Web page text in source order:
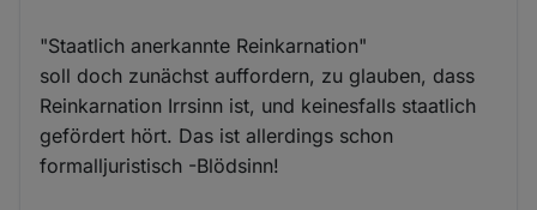
"Staatlich anerkannte Reinkarnation"
soll doch zunächst auffordern, zu glauben, dass
Reinkarnation Irrsinn ist, und keinesfalls staatlich
gefördert hört. Das ist allerdings schon
formalljuristisch -Blödsinn!